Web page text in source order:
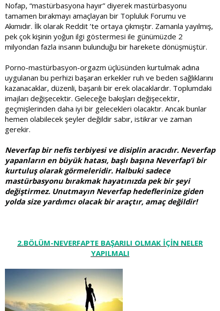
Nofap, “mastürbasyona hayır” diyerek mastürbasyonu
tamamen bırakmayı amaçlayan bir Topluluk Forumu ve
Akımıdır. İlk olarak Reddit ’te ortaya çıkmıştır. Zamanla yayılmış,
pek çok kişinin yoğun ilgi göstermesi ile günümüzde 2
milyondan fazla insanın bulunduğu bir harekete dönüşmüştür.
Porno-mastürbasyon-orgazm üçlüsünden kurtulmak adına
uygulanan bu perhizi başaran erkekler ruh ve beden sağlıklarını
kazanacaklar, düzenli, başarılı bir erek olacaklardır. Toplumdaki
imajları değişecektir. Geleceğe bakışları değişecektir,
geçmişlerinden daha iyi bir gelecekleri olacaktır. Ancak bunlar
hemen olabilecek şeyler değildir sabır, istikrar ve zaman
gerekir.
Neverfap bir nefis terbiyesi ve disiplin aracıdır. Neverfap
yapanların en büyük hatası, başlı başına Neverfap’i bir
kurtuluş olarak görmeleridir. Halbuki sadece
mastürbasyonu bırakmak hayatınızda pek bir şeyi
değiştirmez. Unutmayın Neverfap hedeflerinize giden
yolda size yardımcı olacak bir araçtır, amaç değildir!
2.BÖLÜM-NEVERFAPTE BAŞARILI OLMAK İÇİN NELER
YAPILMALI